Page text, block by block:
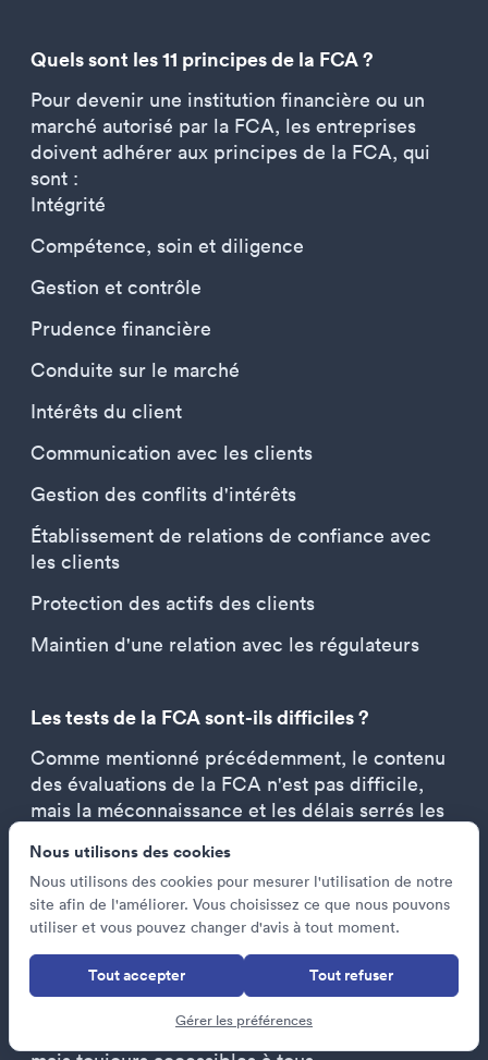
Quels sont les 11 principes de la FCA ?
Pour devenir une institution financière ou un
marché autorisé par la FCA, les entreprises
doivent adhérer aux principes de la FCA, qui
sont :
Intégrité
Compétence, soin et diligence
Gestion et contrôle
Prudence financière
Conduite sur le marché
Intérêts du client
Communication avec les clients
Gestion des conflits d'intérêts
Établissement de relations de confiance avec
les clients
Protection des actifs des clients
Maintien d'une relation avec les régulateurs
Les tests de la FCA sont-ils difficiles ?
Comme mentionné précédemment, le contenu
des évaluations de la FCA n'est pas difficile,
mais la méconnaissance et les délais serrés les
Les évaluations sont utilisées dans le cadre du
processus de présélection lors du recrutement,
pour trier les candidats potentiels en fonction
de leurs aptitudes naturelles et s'assurer que les
meilleurs candidats sont retenus pour les
être suffisamment difficiles pour être utiles,
Nous utilisons des cookies
Nous utilisons des cookies pour mesurer l'utilisation de notre
site afin de l'améliorer. Vous choisissez ce que nous pouvons
utiliser et vous pouvez changer d'avis à tout moment.
Tout accepter Tout refuser
Gérer les préférences